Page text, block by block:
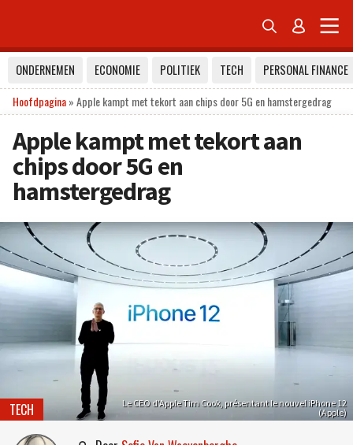
 
ONDERNEMEN ECONOMIE POLITIEK TECH
PERSONAL FINANCE
Hoofdpagina»Apple kampt met tekort aan chips door 5G en hamstergedrag
Apple kampt met tekort aan
chips door 5G en
hamstergedrag
Le CEO d’Apple Tim Cook, présentant le nouvel iPhone 12
(Apple)
TECH